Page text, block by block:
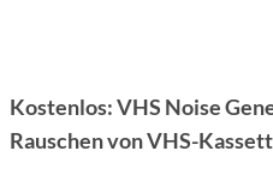
Kostenlos: VHS Noise
Rauschen von VHS-